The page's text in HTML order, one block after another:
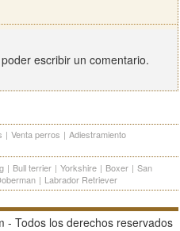
escribir un comentario.
| Venta perros | Adiestramiento
| Bull terrier | Yorkshire | Boxer | San
| Labrador Retriever
- Todos los derechos reservados